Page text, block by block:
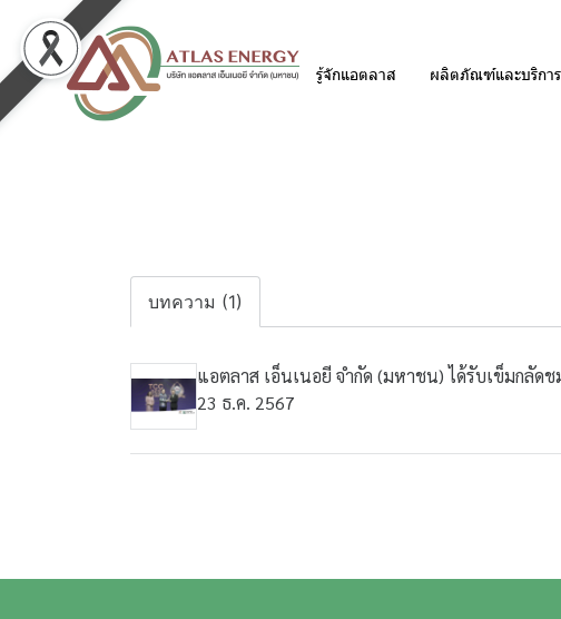
รู้จักแอตลาส ผลิตภัณฑ์และบริการ
บทความ (1)
แอตลาส เอ็นเนอยี จำกัด (มหาชน) ได้รับเข็มกลัด
23 ธ.ค. 2567